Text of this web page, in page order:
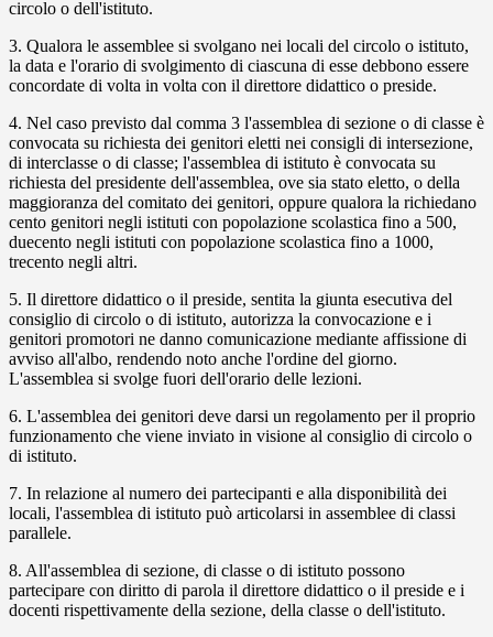
circolo o dell'istituto.
3. Qualora le assemblee si svolgano nei locali del circolo o istituto,
la data e l'orario di svolgimento di ciascuna di esse debbono essere
concordate di volta in volta con il direttore didattico o preside.
4. Nel caso previsto dal comma 3 l'assemblea di sezione o di classe è
convocata su richiesta dei genitori eletti nei consigli di intersezione,
di interclasse o di classe; l'assemblea di istituto è convocata su
richiesta del presidente dell'assemblea, ove sia stato eletto, o della
maggioranza del comitato dei genitori, oppure qualora la richiedano
cento genitori negli istituti con popolazione scolastica fino a 500,
duecento negli istituti con popolazione scolastica fino a 1000,
trecento negli altri.
5. Il direttore didattico o il preside, sentita la giunta esecutiva del
consiglio di circolo o di istituto, autorizza la convocazione e i
genitori promotori ne danno comunicazione mediante affissione di
avviso all'albo, rendendo noto anche l'ordine del giorno.
L'assemblea si svolge fuori dell'orario delle lezioni.
6. L'assemblea dei genitori deve darsi un regolamento per il proprio
funzionamento che viene inviato in visione al consiglio di circolo o
di istituto.
7. In relazione al numero dei partecipanti e alla disponibilità dei
locali, l'assemblea di istituto può articolarsi in assemblee di classi
parallele.
8. All'assemblea di sezione, di classe o di istituto possono
partecipare con diritto di parola il direttore didattico o il preside e i
docenti rispettivamente della sezione, della classe o dell'istituto.